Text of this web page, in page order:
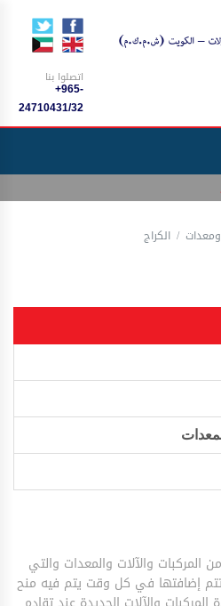
اتصلوا بنا
+965-
24710431/32
الكراج
المركبات والآلات والمعدات والتي
إضافتها في كل وقت يتم فيه منح